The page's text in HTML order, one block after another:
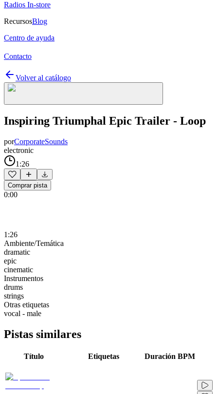
Radios In-store
RecursosBlog
Centro de ayuda
Contacto
Volver al catálogo
Inspiring Triumphal Epic Trailer - Loop
porCorporateSounds
electronic
1:26
Comprar pista
0:00
1:26
Ambiente/Temática
dramatic
epic
cinematic
Instrumentos
drums
strings
Otras etiquetas
vocal - male
Pistas similares
Título Etiquetas Duración BPM